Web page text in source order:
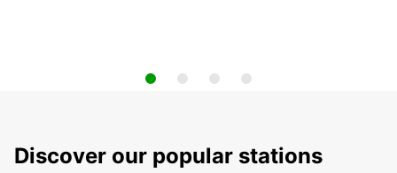
Discover our popular stations